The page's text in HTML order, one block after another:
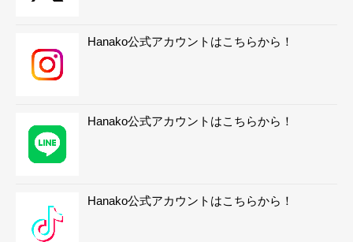
Hanako公式アカウントはこちらから！
Hanako公式アカウントはこちらから！
Hanako公式アカウントはこちらから！